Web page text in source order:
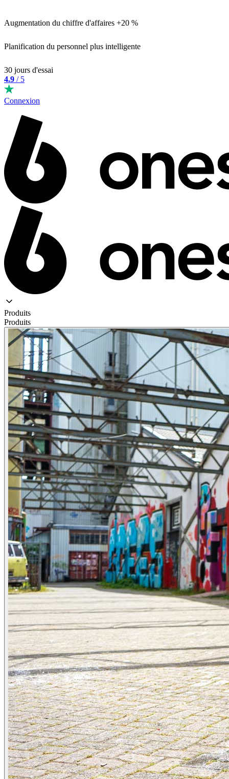
Augmentation du chiffre d'affaires +20 %
Planification du personnel plus intelligente
30 jours d'essai
4.9 / 5
Connexion
Produits
Produits